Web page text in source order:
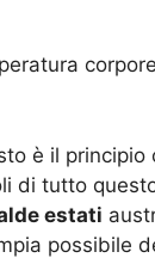
è il
di tutto
estati
possibile